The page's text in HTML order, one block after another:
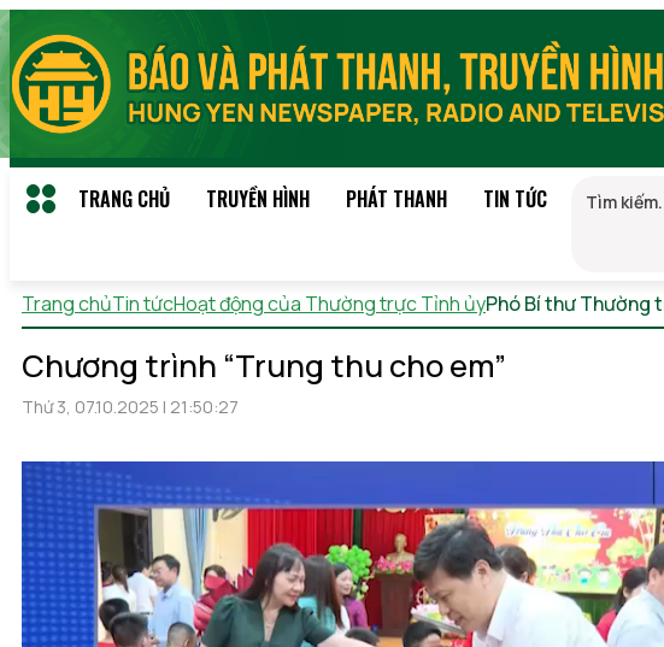
TRANG CHỦ TRUYỀN HÌNH PHÁT THANH TIN TỨC
Trang chủTin tứcHoạt động của Thường trực Tỉnh ủyPhó Bí thư Thường
Chương trình “Trung thu cho em”
Thứ 3, 07.10.2025 | 21:50:27